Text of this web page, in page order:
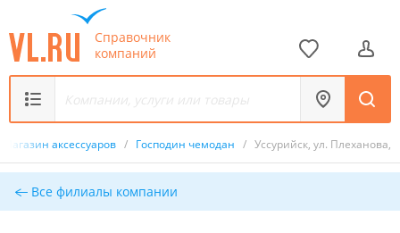
Справочник
компаний
Магазин аксессуаров / Господин чемодан / Уссурийск, ул. Плеханова,
Все филиалы компании